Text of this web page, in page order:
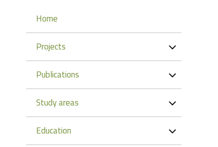
Navigation
Home
Projects
Publications
Study areas
Education